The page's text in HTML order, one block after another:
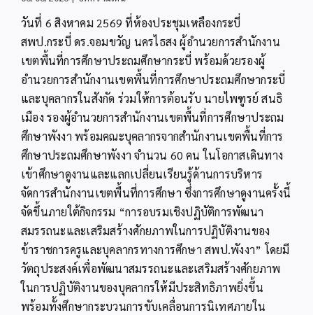
ต้อนรับ
คณะ
ศึกษา
ดู
งาน
จาก
สพป.พังงา
แลก
เรียน
รู้
การ
ขับ
เคลื่อน
SLC
และ
การ
บริหาร
จัดการ
สำนักงาน
เขต
พื้นที่
วันที่ 6 สิงหาคม 2569 ที่ห้องประชุมเหลืองกระบี่
สพป.กระบี่ ดร.จอมขวัญ นครไธสง ผู้อำนวยการสำนักงาน
เขตพื้นที่การศึกษาประถมศึกษากระบี่ พร้อมด้วยรองผู้
อำนวยการสำนักงานเขตพื้นที่การศึกษาประถมศึกษากระบี่
และบุคลากรในสังกัด ร่วมให้การต้อนรับ นายไพฑูรย์ สนธิ
เมือง รองผู้อำนวยการสำนักงานเขตพื้นที่การศึกษาประถม
ศึกษาพังงา พร้อมคณะบุคลากรจากสำนักงานเขตพื้นที่การ
ศึกษาประถมศึกษาพังงา จำนวน 60 คน ในโอกาสเดินทาง
เข้าศึกษาดูงานและแลกเปลี่ยนเรียนรู้ด้านการบริหาร
จัดการสำนักงานเขตพื้นที่การศึกษา ซึ่งการศึกษาดูงานครั้งนี้
จัดขึ้นภายใต้กิจกรรม “การอบรมเชิงปฏิบัติการพัฒนา
สมรรถนะและเสริมสร้างศักยภาพในการปฏิบัติงานของ
ข้าราชการครูและบุคลากรทางการศึกษา สพป.พังงา” โดยมี
วัตถุประสงค์เพื่อพัฒนาสมรรถนะและเสริมสร้างศักยภาพ
ในการปฏิบัติงานของบุคลากรให้มีประสิทธิภาพยิ่งขึ้น
พร้อมทั้งศึกษากระบวนการขับเคลื่อนการนิเทศภายใน